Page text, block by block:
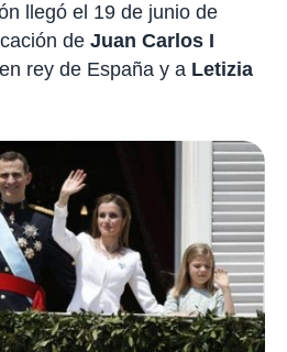
llegó el 19 de junio de
de Juan Carlos I
en rey de España y a Letizia